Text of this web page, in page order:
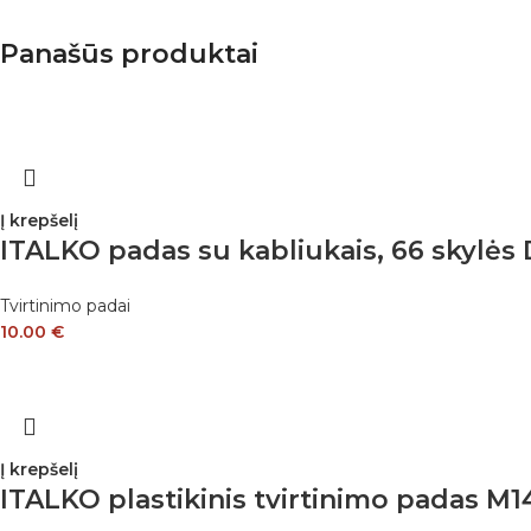
Panašūs produktai
Į krepšelį
ITALKO padas su kabliukais, 66 skylės
Tvirtinimo padai
10.00 €
Į krepšelį
ITALKO plastikinis tvirtinimo padas